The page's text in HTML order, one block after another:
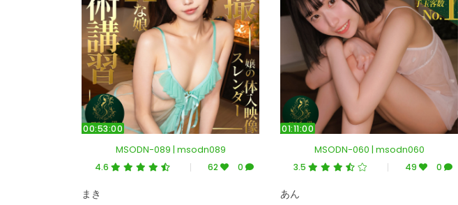
00:53:00
MSODN-089 | msodn089
4.6 62 0
まき
01:11:00
MSODN-060 | msodn060
3.5 49 0
あん